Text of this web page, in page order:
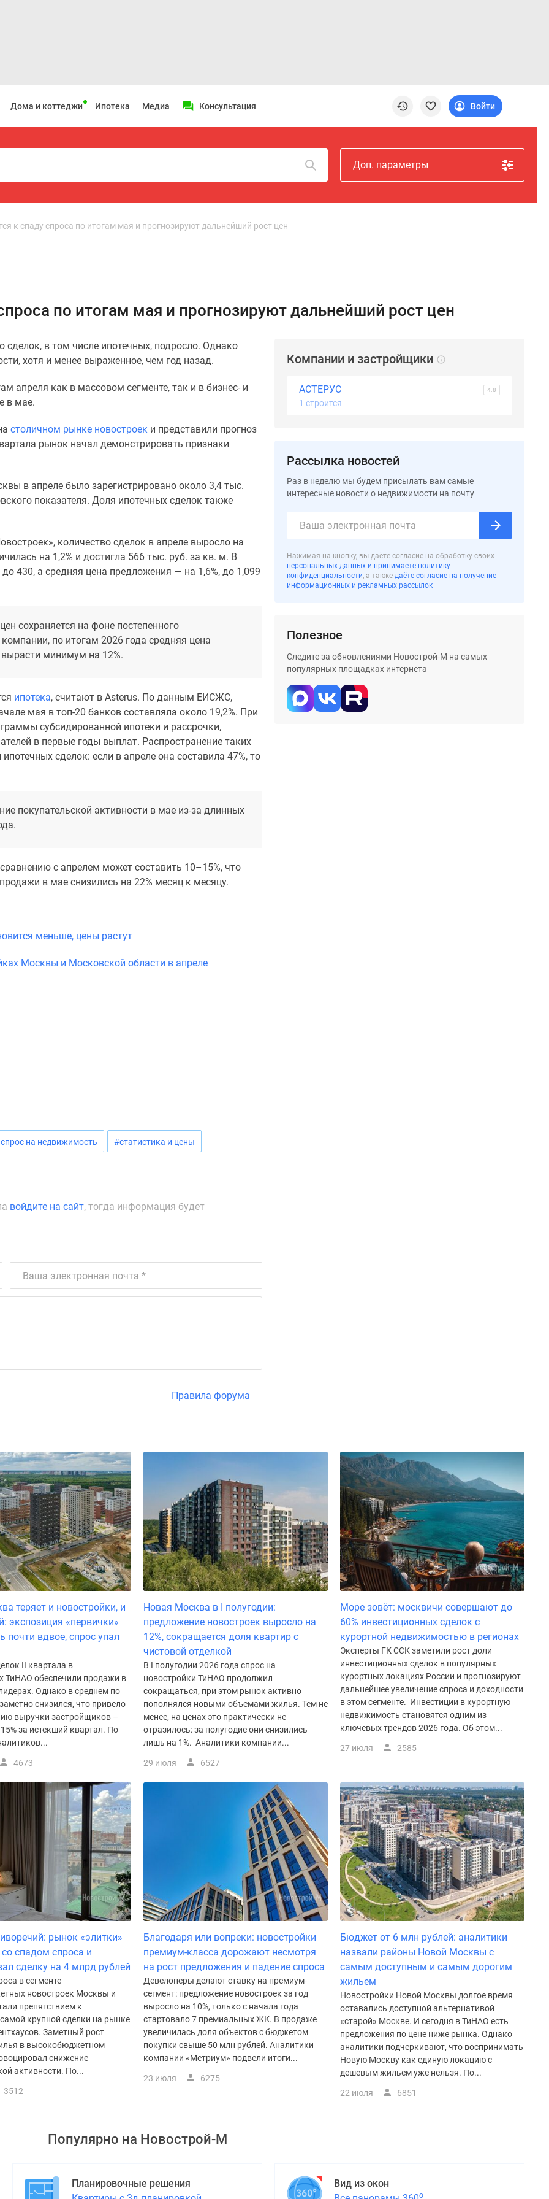
Дома и коттеджи Ипотека Медиа Консультация Войти
Доп. параметры
к спаду спроса по итогам мая и прогнозируют дальнейший рост цен
по итогам мая и прогнозируют дальнейший рост цен
в том числе ипотечных, подросло. Однако
хотя и менее выраженное, чем год назад.
апреля как в массовом сегменте, так и в бизнес- и
в мае.
столичном рынке новостроек и представили прогноз
рынок начал демонстрировать признаки
в апреле было зарегистрировано около 3,4 тыс.
показателя. Доля ипотечных сделок также
количество сделок в апреле выросло на
на 1,2% и достигла 566 тыс. руб. за кв. м. В
430, а средняя цена предложения — на 1,6%, до 1,099
сохраняется на фоне постепенного
по итогам 2026 года средняя цена
минимум на 12%.
ипотека, считают в Asterus. По данным ЕИСЖС,
мая в топ-20 банков составляла около 19,2%. При
субсидированной ипотеки и рассрочки,
в первые годы выплат. Распространение таких
сделок: если в апреле она составила 47%, то
покупательской активности в мае из-за длинных
с апрелем может составить 10–15%, что
в мае снизились на 22% месяц к месяцу.
меньше, цены растут
Москвы и Московской области в апреле
на недвижимость #статистика и цены
войдите на сайт, тогда информация будет
Правила форума
Компании и застройщики
АСТЕРУС 4.8
1 строится
Рассылка новостей
Раз в неделю мы будем присылать вам самые
интересные новости о недвижимости на почту
Нажимая на кнопку, вы даёте согласие на обработку своих
персональных данных и принимаете политику
конфиденциальности, а также даёте согласие на получение
информационных и рекламных рассылок
Полезное
Следите за обновлениями Новострой-М на самых
популярных площадках интернета
теряет и новостройки, и
экспозиция «первички»
почти вдвое, спрос упал
II квартала в
ТиНАО обеспечили продажи в
Однако в среднем по
снизился, что привело
выручки застройщиков –
за истекший квартал. По
4673
Новая Москва в I полугодии:
предложение новостроек выросло на
12%, сокращается доля квартир с
чистовой отделкой
В I полугодии 2026 года спрос на
новостройки ТиНАО продолжил
сокращаться, при этом рынок активно
пополнялся новыми объемами жилья. Тем не
менее, на ценах это практически не
отразилось: за полугодие они снизились
лишь на 1%. Аналитики компании...
29 июля 6527
Море зовёт: москвичи совершают до
60% инвестиционных сделок с
курортной недвижимостью в регионах
Эксперты ГК ССК заметили рост доли
инвестиционных сделок в популярных
курортных локациях России и прогнозируют
дальнейшее увеличение спроса и доходности
в этом сегменте. Инвестиции в курортную
недвижимость становятся одним из
ключевых трендов 2026 года. Об этом...
27 июля 2585
рынок «элитки»
спадом спроса и
сделку на 4 млрд рублей
в сегменте
новостроек Москвы и
препятствием к
крупной сделки на рынке
Заметный рост
в высокобюджетном
снижение
активности. По...
3512
Благодаря или вопреки: новостройки
премиум-класса дорожают несмотря
на рост предложения и падение спроса
Девелоперы делают ставку на премиум-
сегмент: предложение новостроек за год
выросло на 10%, только с начала года
стартовало 7 премиальных ЖК. В продаже
увеличилась доля объектов с бюджетом
покупки свыше 50 млн рублей. Аналитики
компании «Метриум» подвели итоги...
23 июля 6275
Бюджет от 6 млн рублей: аналитики
назвали районы Новой Москвы с
самым доступным и самым дорогим
жильем
Новостройки Новой Москвы долгое время
оставались доступной альтернативой
«старой» Москве. И сегодня в ТиНАО есть
предложения по цене ниже рынка. Однако
аналитики подчеркивают, что воспринимать
Новую Москву как единую локацию с
дешевым жильем уже нельзя. По...
22 июля 6851
Популярно на Новострой-М
Планировочные решения
Вид из окон
о